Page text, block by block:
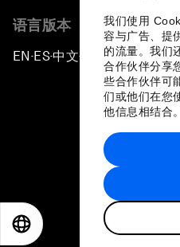
我们使用
容与广告、提
的流量。我们
合作伙伴分享
些合作伙伴可
们或他们在您
他信息相结合。
语言版本
EN ▪ ES▪中文▪ 日本語
站